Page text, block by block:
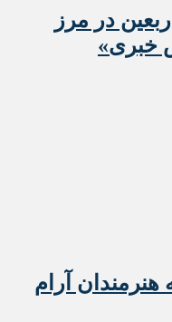
در مرز
خبری»
هنرمندان آرام